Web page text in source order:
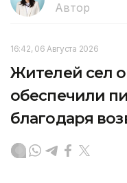
Автор
16:42, 06 Августа 2026
Жителей сел
обеспечили
благодаря